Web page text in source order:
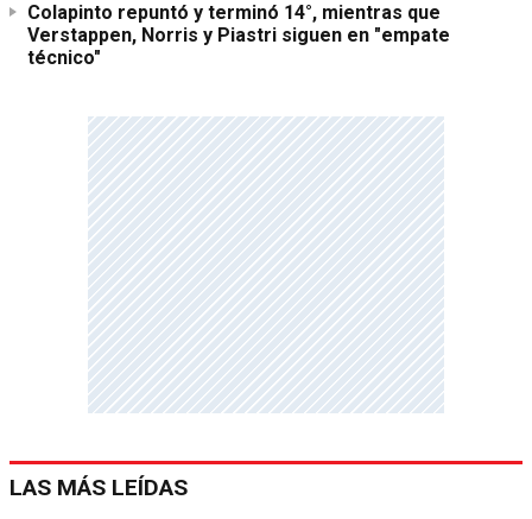
Colapinto repuntó y terminó 14°, mientras que
Verstappen, Norris y Piastri siguen en "empate
técnico"
LAS MÁS LEÍDAS